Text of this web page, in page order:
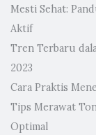
Mesti Sehat:
Aktif
Tren Terbaru
2023
Cara Praktis
Tips Merawat
Optimal